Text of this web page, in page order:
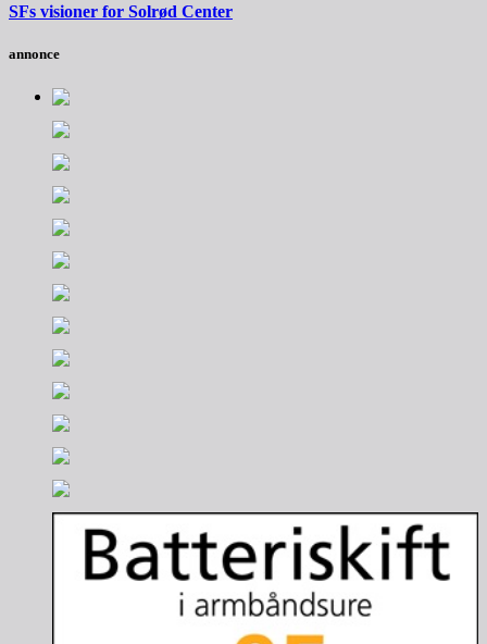
SFs visioner for Solrød Center
annonce